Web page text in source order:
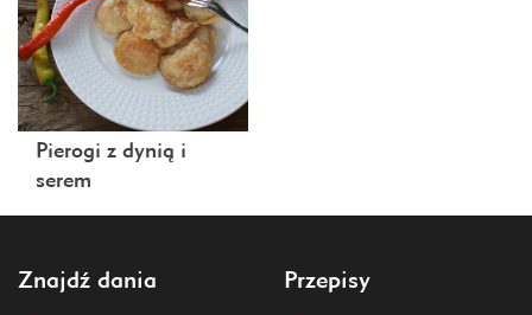
Pierogi z dynią i
serem
Znajdź dania Przepisy